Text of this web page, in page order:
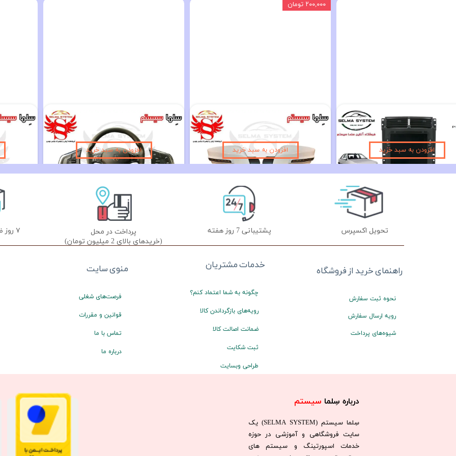
کلیدهای روی فرمان فول مدیا ساینا اس و کوییک اس با بک لایت و سوئیچ چرخشی
۱۰,۱۹۰,۰۰۰ تومان
افزودن به سبد خرید
فلاپ آینه راهنما دار ساینا و کوییک رنگ سفید و نقره ای
۱,۵۹۰,۰۰۰ تومان
افزودن به سبد خرید
۲۰۰,۰۰۰ تومان
مانیتور فابریک تسلایی پژو پرشیا و 405 اندروید 14 اینچ تسلایی مدل VISTA
۲۱,۹۰۰,۰۰۰ تومان
افزودن به سبد خرید
درباره سِلما سیستم​​​​​​​
سِلما سيستم (SELMA SYSTEM) یک
سایت فروشگاهی و آموزشی در حوزه
خدمات اسپورتینگ و سیستم های
تحویل اکسپرس پشتیبانی 7 روز هفته
پرداخت در محل
(خریدهای بالای 2 میلیون تومان)
۷ روز ضمانت تعویض
راهنمای خرید از فروشگاه
نحوه ثبت سفارش
رویه ارسال سفارش
شیوه‌های پرداخت
خدمات مشتریان
چگونه به شما اعتماد کنم؟
رویه‌های بازگرداندن کالا
ضمانت اصالت کالا
ثبت شکایت
طراحی وبسایت
منوی سایت
فرصت‌های شغلی
قوانین و مقررات
تماس با ما
درباره ما